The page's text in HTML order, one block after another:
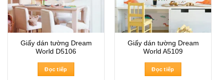
Giấy dán tường Dream
World D5106
Đọc tiếp
Giấy dán tường Dream
World A5109
Đọc tiếp